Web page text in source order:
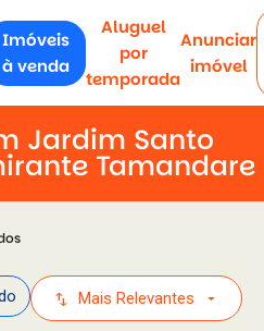
Imóveis
à venda
Aluguel
por
temporada
Anunciar
imóvel
Jardim Santo
Tamandare
swap_vert Mais Relevantes arrow_drop_down